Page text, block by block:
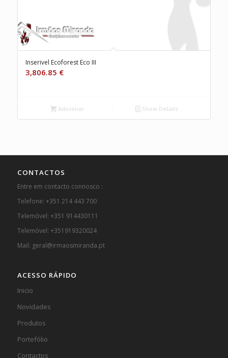
Inserivel Ecoforest Eco III
3,806.85 €
Adicionar Show Details
CONTACTOS
Entre em contacto connosco :
Telefone: +351 214 443 700
Telemóvel: +351 914430111
Telemóvel: +351919320024
Mail: geral@irmaosmiranda.pt
ACESSO RÁPIDO
Inicio
Novidades
Produtos
Portefólio
Contactos